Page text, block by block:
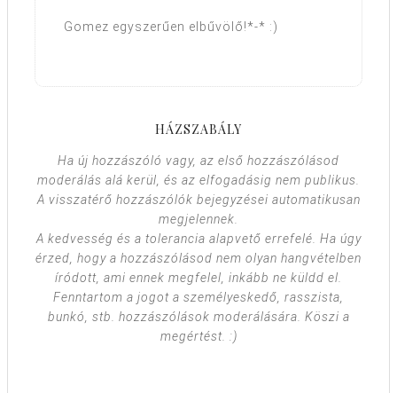
Gomez egyszerűen elbűvölő!*-* :)
HÁZSZABÁLY
Ha új hozzászóló vagy, az első hozzászólásod
moderálás alá kerül, és az elfogadásig nem publikus.
A visszatérő hozzászólók bejegyzései automatikusan
megjelennek.
A kedvesség és a tolerancia alapvető errefelé. Ha úgy
érzed, hogy a hozzászólásod nem olyan hangvételben
íródott, ami ennek megfelel, inkább ne küldd el.
Fenntartom a jogot a személyeskedő, rasszista,
bunkó, stb. hozzászólások moderálására. Köszi a
megértést. :)